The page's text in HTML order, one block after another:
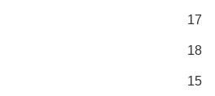
17
18
15